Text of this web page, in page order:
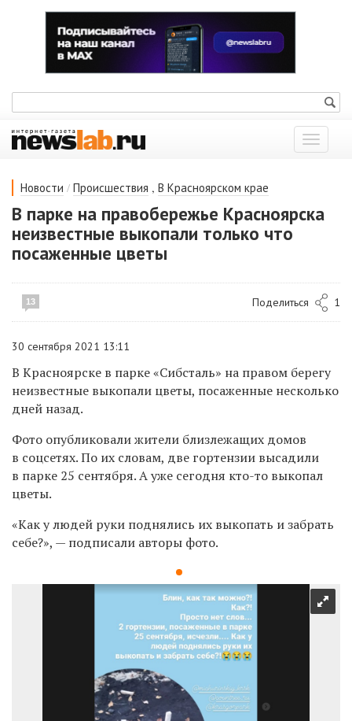
Показать
меню
Новости / Происшествия , В Красноярском крае
В парке на правобережье Красноярска
неизвестные выкопали только что
посаженные цветы
13 Поделиться 1
30 сентября 2021 13:11
В Красноярске в парке «Сибсталь» на правом берегу
неизвестные выкопали цветы, посаженные несколько
дней назад.
Фото опубликовали жители близлежащих домов
в соцсетях. По их словам, две гортензии высадили
в парке 25 сентября. А уже сегодня кто-то выкопал
цветы.
«Как у людей руки поднялись их выкопать и забрать
себе?», — подписали авторы фото.